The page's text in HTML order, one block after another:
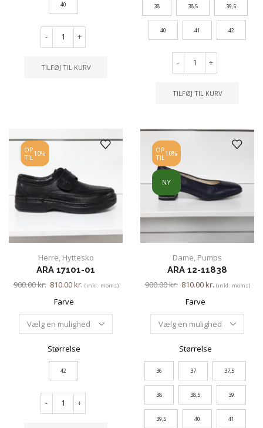
40
- +
TILFØJ TIL KURV
38 38,5 39,5
40 41 42
- +
TILFØJ TIL KURV
OP
TIL 10%
Herre, Hyttesko
ARA 17101-01
900.00kr. 810.00kr. (inkl. moms)
Farve
Størrelse
42
- +
OP
TIL 10%
NY
Dame, Pumps
ARA 12-11838
900.00kr. 810.00kr. (inkl. moms)
Farve
Størrelse
36 37 37,5
38 38,5 39
39,5 40 41